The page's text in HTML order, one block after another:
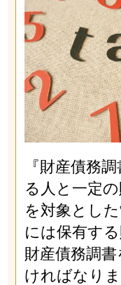
『財産債務
る人と一定
を対象とし
には保有す
財産債務調
ければなりま